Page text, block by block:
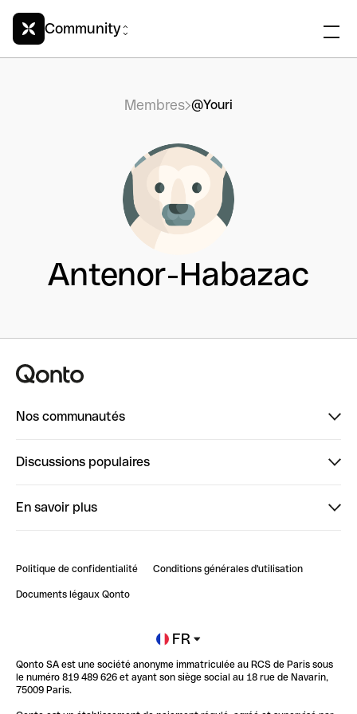
Community
Membres @Youri
Antenor-Habazac
Nos communautés
ClubQonto
Discussions populaires
Impact de l'IA sur les carrières/productivité
En savoir plus
Blog
Newsroom
Glossaire finance
Politique de confidentialité Conditions générales d'utilisation
Documents légaux Qonto
FR
Qonto SA est une société anonyme immatriculée au RCS de Paris sous
le numéro 819 489 626 et ayant son siège social au 18 rue de Navarin,
75009 Paris.